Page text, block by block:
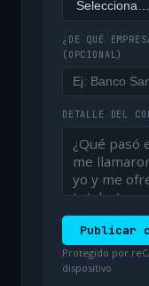
¿DE QUÉ
(OPCIONAL)
DETALLE DEL
Publicar
Protegido por
dispositivo